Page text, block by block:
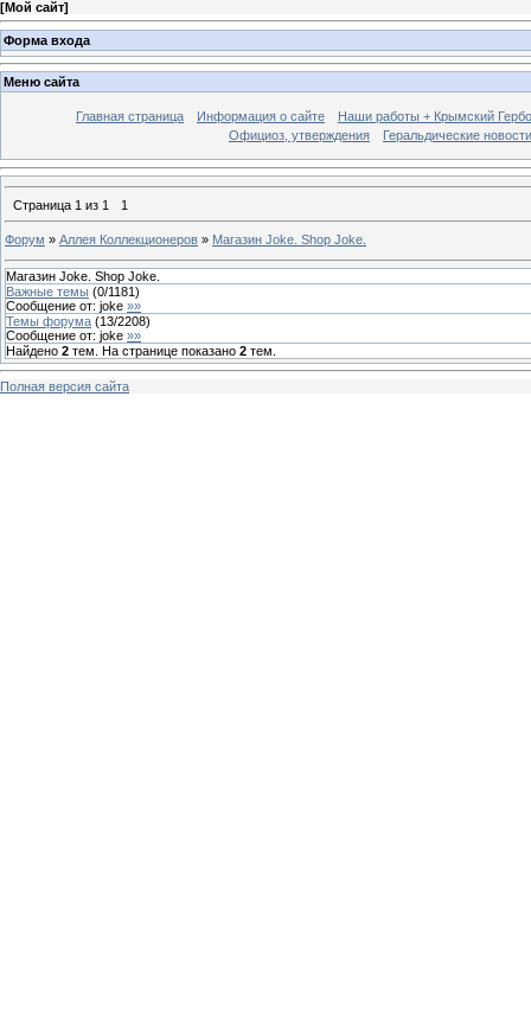
[Мой сайт]
Форма входа
Меню сайта
Главная страница Информация о сайте
Наши работы + Крымский
Официоз, утверждения
Геральдические новости
Страница 1 из 1 1
Форум » Аллея Коллекционеров » Магазин Joke. Shop Joke.
Магазин Joke. Shop Joke.
Важные темы (0/1181)
Сообщение от: joke »»
Темы форума (13/2208)
Сообщение от: joke »»
Найдено 2 тем. На странице показано 2 тем.
Полная версия сайта